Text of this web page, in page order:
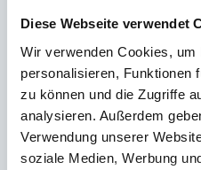
Diese Webseite verwendet
Wir verwenden Cookies, um
personalisieren, Funktionen
zu können und die Zugriffe
analysieren. Außerdem
Verwendung unserer
soziale Medien, Werbung